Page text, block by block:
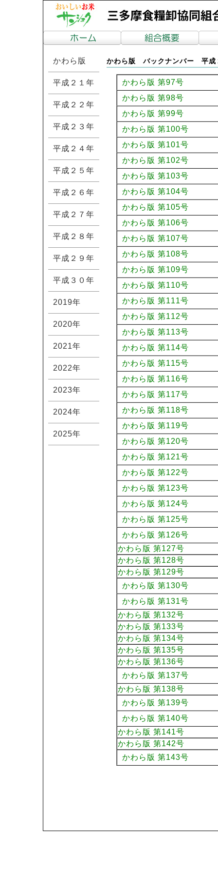
かわら版
平成２１年
平成２２年
平成２３年
平成２４年
平成２５年
平成２６年
平成２７年
平成２８年
平成２９年
平成３０年
2019年
2020年
2021年
2022年
2023年
2024年
2025年
かわら版 バックナンバー 平成
かわら版 第97号
かわら版 第98号
かわら版 第99号
かわら版 第100号
かわら版 第101号
かわら版 第102号
かわら版 第103号
かわら版 第104号
かわら版 第105号
かわら版 第106号
かわら版 第107号
かわら版 第108号
かわら版 第109号
かわら版 第110号
かわら版 第111号
かわら版 第112号
かわら版 第113号
かわら版 第114号
かわら版 第115号
かわら版 第116号
かわら版 第117号
かわら版 第118号
かわら版 第119号
かわら版 第120号
かわら版 第121号
かわら版 第122号
かわら版 第123号
かわら版 第124号
かわら版 第125号
かわら版 第126号
かわら版 第127号
かわら版 第128号
かわら版 第129号
かわら版 第130号
かわら版 第131号
かわら版 第132号
かわら版 第133号
かわら版 第134号
かわら版 第135号
かわら版 第136号
かわら版 第137号
かわら版 第138号
かわら版 第139号
かわら版 第140号
かわら版 第141号
かわら版 第142号
かわら版 第143号